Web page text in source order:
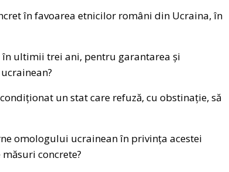
în favoarea etnicilor români din Ucraina, în
în ultimii trei ani, pentru garantarea și
un stat care refuză, cu obstinație, să
omologului ucrainean în privința acestei
concrete?